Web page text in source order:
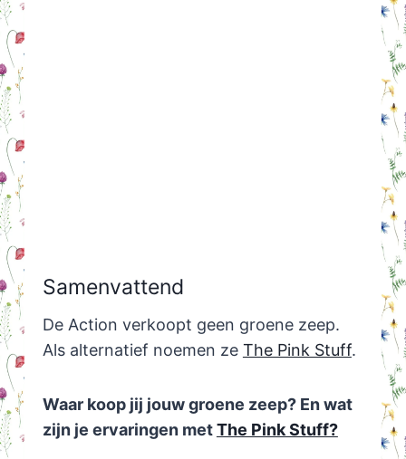
Samenvattend
De Action verkoopt geen groene zeep.
Als alternatief noemen ze The Pink Stuff.
Waar koop jij jouw groene zeep? En wat
zijn je ervaringen metThe Pink Stuff?